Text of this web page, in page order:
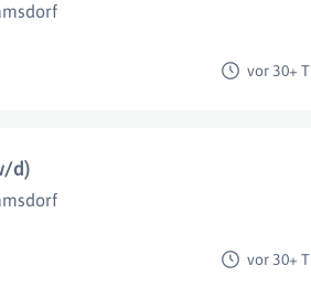
vor 30+ T
d)
vor 30+ T